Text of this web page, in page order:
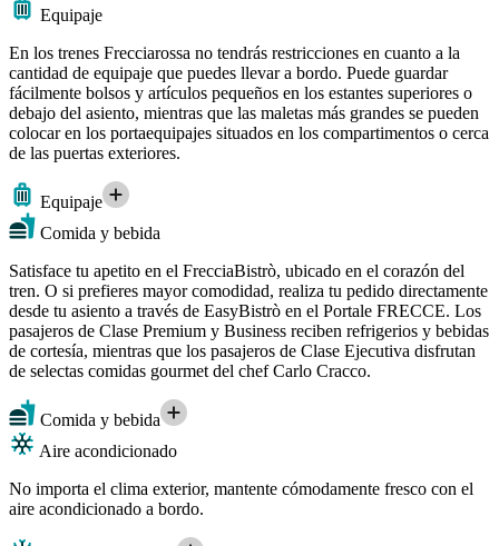
Equipaje
En los trenes Frecciarossa no tendrás restricciones en cuanto a la
cantidad de equipaje que puedes llevar a bordo. Puede guardar
fácilmente bolsos y artículos pequeños en los estantes superiores o
debajo del asiento, mientras que las maletas más grandes se pueden
colocar en los portaequipajes situados en los compartimentos o cerca
de las puertas exteriores.
Equipaje
Comida y bebida
Satisface tu apetito en el FrecciaBistrò, ubicado en el corazón del
tren. O si prefieres mayor comodidad, realiza tu pedido directamente
desde tu asiento a través de EasyBistrò en el Portale FRECCE. Los
pasajeros de Clase Premium y Business reciben refrigerios y bebidas
de cortesía, mientras que los pasajeros de Clase Ejecutiva disfrutan
de selectas comidas gourmet del chef Carlo Cracco.
Comida y bebida
Aire acondicionado
No importa el clima exterior, mantente cómodamente fresco con el
aire acondicionado a bordo.